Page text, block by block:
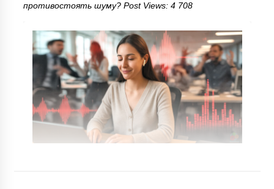
противостоять шуму? Post Views: 4 708